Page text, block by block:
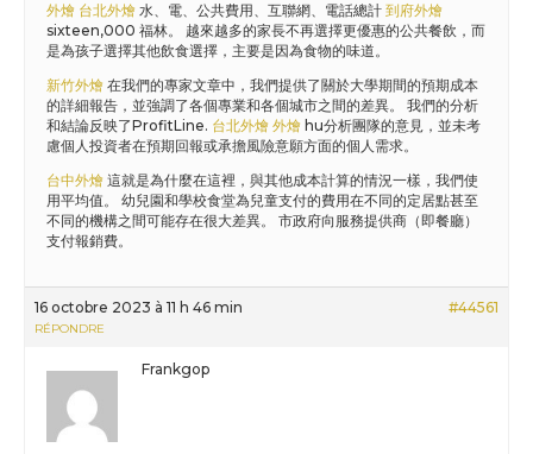
外燴 台北外燴 水、電、公共費用、互聯網、電話總計 到府外燴
sixteen,000 福林。 越來越多的家長不再選擇更優惠的公共餐飲，而
是為孩子選擇其他飲食選擇，主要是因為食物的味道。
新竹外燴 在我們的專家文章中，我們提供了關於大學期間的預期成本
的詳細報告，並強調了各個專業和各個城市之間的差異。 我們的分析
和結論反映了ProfitLine. 台北外燴 外燴 hu分析團隊的意見，並未考
慮個人投資者在預期回報或承擔風險意願方面的個人需求。
台中外燴 這就是為什麼在這裡，與其他成本計算的情況一樣，我們使
用平均值。 幼兒園和學校食堂為兒童支付的費用在不同的定居點甚至
不同的機構之間可能存在很大差異。 市政府向服務提供商（即餐廳）
支付報銷費。
16 octobre 2023 à 11 h 46 min #44561
RÉPONDRE
Frankgop